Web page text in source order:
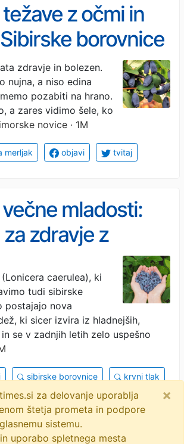
z očmi in
borovnice
zdravje in bolezen.
nujna, a niso edina
pozabiti na hrano.
a zares vidimo šele, ko
novice · 1M
merljak objavi tvitaj
mladosti:
zdravje z
vrta so tudi
okusa
caerulea), ki
tudi sibirske
postajajo nova
ki sicer izvira iz hladnejših,
se v zadnjih letih zelo uspešno
sibirske borovnice krvni tlak
vitamin c objavi
tvitaj
za delovanje uporablja
štetja prometa in podpore
sistemu.
uporabo spletnega mesta
×